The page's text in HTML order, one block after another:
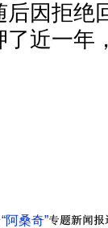
因拒绝
近一年
“阿桑奇”